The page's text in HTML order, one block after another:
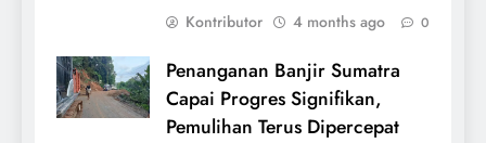
Kontributor 4 months ago 0
Penanganan Banjir Sumatra
Capai Progres Signifikan,
Pemulihan Terus Dipercepat